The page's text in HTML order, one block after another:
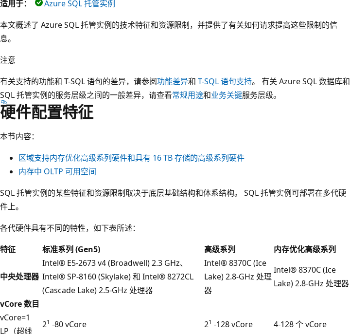
适用于：
Azure SQL 托管实例
本文概述了 Azure SQL 托管实例的技术特征和资源限制，并提供了有关如何请求提高这些限制的信
息。
注意
有关支持的功能和 T-SQL 语句的差异，请参阅功能差异和 T-SQL 语句支持。 有关 Azure SQL 数据库和
SQL 托管实例的服务层级之间的一般差异，请查看常规用途和业务关键服务层级。
硬件配置特征
本节内容：
区域支持内存优化高级系列硬件和具有 16 TB 存储的高级系列硬件
内存中 OLTP 可用空间
SQL 托管实例的某些特征和资源限制取决于底层基础结构和体系结构。 SQL 托管实例可部署在多代硬
件上。
各代硬件具有不同的特性，如下表所述：
特征
标准系列 (Gen5) 高级系列 内存优化高级系列
中央处理器
Intel® E5-2673 v4 (Broadwell) 2.3 GHz、
Intel® SP-8160 (Skylake) 和 Intel® 8272CL
(Cascade Lake) 2.5-GHz 处理器
Intel® 8370C (Ice
Lake) 2.8-GHz 处理
器
Intel® 8370C (Ice
Lake) 2.8-GHz 处理器
vCore 数目
vCore=1
LP（超线
21 -80 vCore 21 -128 vCore 4-128 个 vCore